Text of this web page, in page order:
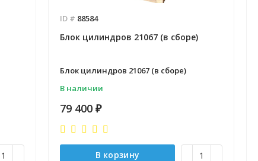
ID # 88584
Блок цилиндров 21067 (в сборе)
Блок цилиндров 21067 (в сборе)
В наличии
79 400 ₽
В корзину